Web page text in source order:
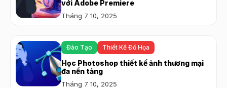
với Adobe Premiere
Tháng 7 10, 2025
Đào Tạo Thiết Kế Đồ Họa
Học Photoshop thiết kế ảnh thương mại
đa nền tảng
Tháng 7 10, 2025